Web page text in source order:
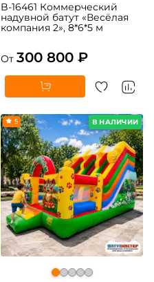
B-16461 Коммерческий
надувной батут «Весёлая
компания 2», 8*6*5 м
От 300 800 ₽
В НАЛИЧИИ
5